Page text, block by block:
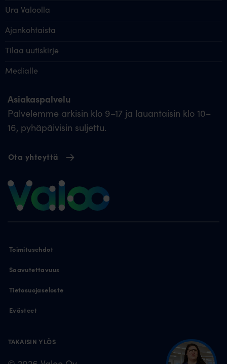
Ura Valoolla
Ajankohtaista
Tilaa uutiskirje
Medialle
Asiakaspalvelu
Palvelemme arkisin klo 9–17 ja lauantaisin klo 10–
16, pyhäpäivisin suljettu.
Ota yhteyttä
TAKAISIN YLÖS
Toimitusehdot
Saavutettavuus
Tietosuojaseloste
Evästeet